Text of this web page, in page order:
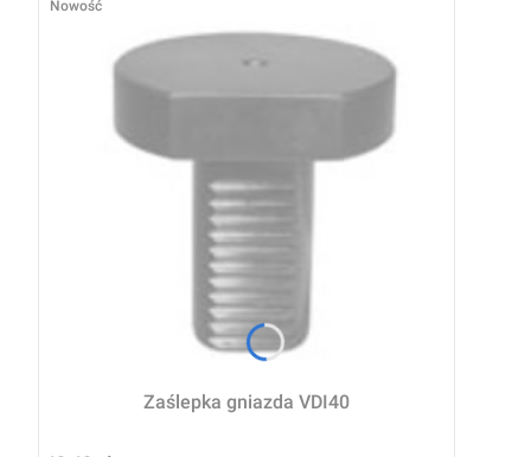
Nowość
Zaślepka gniazda VDI40